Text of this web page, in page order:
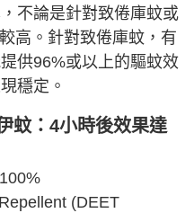
不論是針對致倦庫蚊或
高。針對致倦庫蚊，有
供96%或以上的驅蚊效
穩定。
蚊：4小時後效果達
(DEET